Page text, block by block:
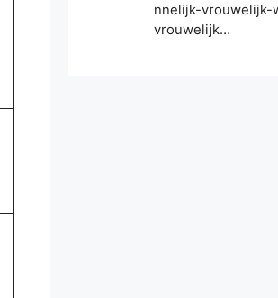
nnelijk-vrouwelijk-
vrouwelijk…